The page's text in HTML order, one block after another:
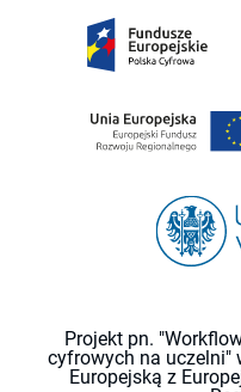
Projekt pn.
cyfrowych na uczelni"
Europejską z